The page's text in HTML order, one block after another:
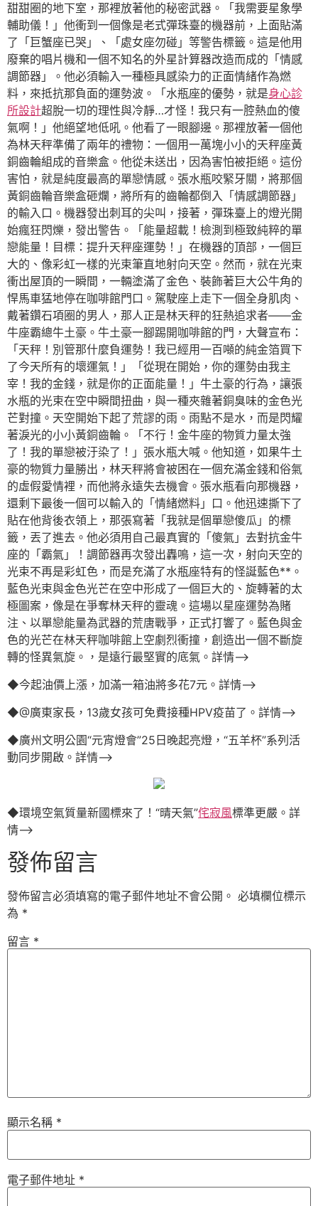
甜甜圈的地下室，那裡放著他的秘密武器。「我需要星象學
輔助儀！」他衝到一個像是老式彈珠臺的機器前，上面貼滿
了「巨蟹座已哭」、「處女座勿碰」等警告標籤。這是他用
廢棄的唱片機和一個不知名的外星計算器改造而成的「情感
調節器」。他必須輸入一種極具感染力的正面情緒作為燃
料，來抵抗那負面的運勢波。「水瓶座的優勢，就是身心診
所設計超脫一切的理性與冷靜…才怪！我只有一腔熱血的傻
氣啊！」他絕望地低吼。他看了一眼腳邊。那裡放著一個他
為林天秤準備了兩年的禮物：一個用一萬塊小小的天秤座黃
銅齒輪組成的音樂盒。他從未送出，因為害怕被拒絕。這份
害怕，就是純度最高的單戀情感。張水瓶咬緊牙關，將那個
黃銅齒輪音樂盒砸爛，將所有的齒輪都倒入「情感調節器」
的輸入口。機器發出刺耳的尖叫，接著，彈珠臺上的燈光開
始瘋狂閃爍，發出警告。「能量超載！檢測到極致純粹的單
戀能量！目標：提升天秤座運勢！」在機器的頂部，一個巨
大的、像彩虹一樣的光束筆直地射向天空。然而，就在光束
衝出屋頂的一瞬間，一輛塗滿了金色、裝飾著巨大公牛角的
悍馬車猛地停在咖啡館門口。駕駛座上走下一個全身肌肉、
戴著鑽石項圈的男人，那人正是林天秤的狂熱追求者——金
牛座霸總牛土豪。牛土豪一腳踢開咖啡館的門，大聲宣布：
「天秤！別管那什麼負運勢！我已經用一百噸的純金箔買下
了今天所有的壞運氣！」「從現在開始，你的運勢由我主
宰！我的金錢，就是你的正面能量！」牛土豪的行為，讓張
水瓶的光束在空中瞬間扭曲，與一種夾雜著銅臭味的金色光
芒對撞。天空開始下起了荒謬的雨。雨點不是水，而是閃耀
著淚光的小小黃銅齒輪。「不行！金牛座的物質力量太強
了！我的單戀被汙染了！」張水瓶大喊。他知道，如果牛土
豪的物質力量勝出，林天秤將會被困在一個充滿金錢和俗氣
的虛假愛情裡，而他將永遠失去機會。張水瓶看向那機器，
還剩下最後一個可以輸入的「情緒燃料」口。他迅速撕下了
貼在他背後衣領上，那張寫著「我就是個單戀傻瓜」的標
籤，丟了進去。他必須用自己最真實的「傻氣」去對抗金牛
座的「霸氣」！調節器再次發出轟鳴，這一次，射向天空的
光束不再是彩虹色，而是充滿了水瓶座特有的怪誕藍色**。
藍色光束與金色光芒在空中形成了一個巨大的、旋轉著的太
極圖案，像是在爭奪林天秤的靈魂。這場以星座運勢為賭
注、以單戀能量為武器的荒唐戰爭，正式打響了。藍色與金
色的光芒在林天秤咖啡館上空劇烈衝撞，創造出一個不斷旋
轉的怪異氣旋。，是遠行最堅實的底氣。詳情–>
◆今起油價上漲，加滿一箱油將多花7元。詳情–>
◆@廣東家長，13歲女孩可免費接種HPV疫苗了。詳情–>
◆廣州文明公園“元宵燈會”25日晚起亮燈，“五羊杯”系列活
動同步開啟。詳情–>
◆環境空氣質量新國標來了！“晴天氣”侘寂風標準更嚴。詳
情–>
發佈留言
發佈留言必須填寫的電子郵件地址不會公開。 必填欄位標示
為 *
留言 *
顯示名稱 *
電子郵件地址 *